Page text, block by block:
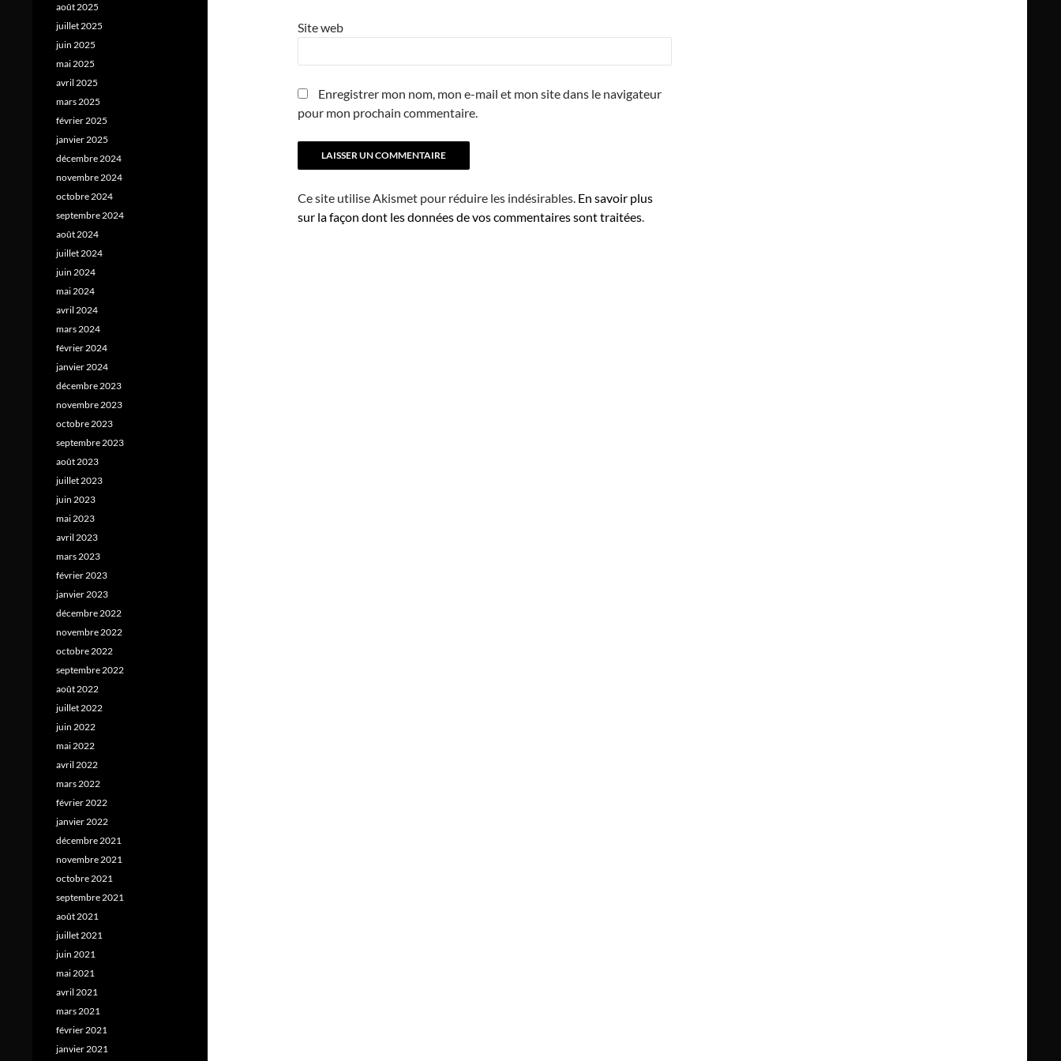
Site web
Enregistrer mon nom, mon e-mail et mon site dans le navigateur
pour mon prochain commentaire.
Ce site utilise Akismet pour réduire les indésirables. En savoir plus
sur la façon dont les données de vos commentaires sont traitées.
août 2025
juillet 2025
juin 2025
mai 2025
avril 2025
mars 2025
février 2025
janvier 2025
décembre 2024
novembre 2024
octobre 2024
septembre 2024
août 2024
juillet 2024
juin 2024
mai 2024
avril 2024
mars 2024
février 2024
janvier 2024
décembre 2023
novembre 2023
octobre 2023
septembre 2023
août 2023
juillet 2023
juin 2023
mai 2023
avril 2023
mars 2023
février 2023
janvier 2023
décembre 2022
novembre 2022
octobre 2022
septembre 2022
août 2022
juillet 2022
juin 2022
mai 2022
avril 2022
mars 2022
février 2022
janvier 2022
décembre 2021
novembre 2021
octobre 2021
septembre 2021
août 2021
juillet 2021
juin 2021
mai 2021
avril 2021
mars 2021
février 2021
janvier 2021